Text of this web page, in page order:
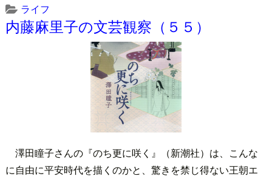
ライフ
内藤麻里子の文芸観察（５５）
澤田瞳子さんの『のち更に咲く』（新潮社）は、こんな
に自由に平安時代を描くのかと、驚きを禁じ得ない王朝エ